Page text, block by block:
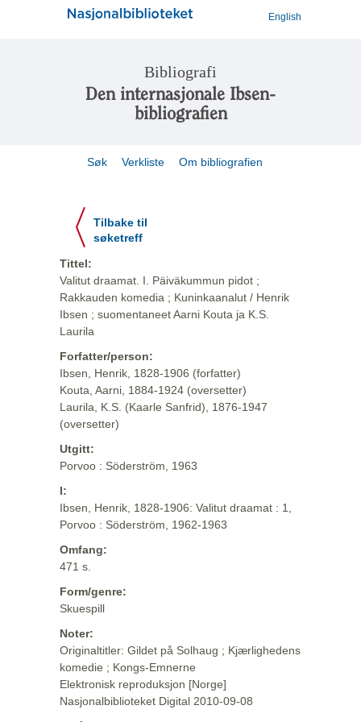
English
Bibliografi
Den internasjonale Ibsen-
bibliografien
Søk Verkliste Om bibliografien
Tilbake til
søketreff
Tittel:
Valitut draamat. I. Päiväkummun pidot ;
Rakkauden komedia ; Kuninkaanalut / Henrik
Ibsen ; suomentaneet Aarni Kouta ja K.S.
Laurila
Forfatter/person:
Ibsen, Henrik, 1828-1906 (forfatter)
Kouta, Aarni, 1884-1924 (oversetter)
Laurila, K.S. (Kaarle Sanfrid), 1876-1947
(oversetter)
Utgitt:
Porvoo : Söderström, 1963
I:
Ibsen, Henrik, 1828-1906: Valitut draamat : 1,
Porvoo : Söderström, 1962-1963
Omfang:
471 s.
Form/genre:
Skuespill
Noter:
Originaltitler: Gildet på Solhaug ; Kjærlighedens
komedie ; Kongs-Emnerne
Elektronisk reproduksjon [Norge]
Nasjonalbiblioteket Digital 2010-09-08